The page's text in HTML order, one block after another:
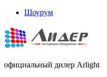
Шоурум
официальный дилер Arlight